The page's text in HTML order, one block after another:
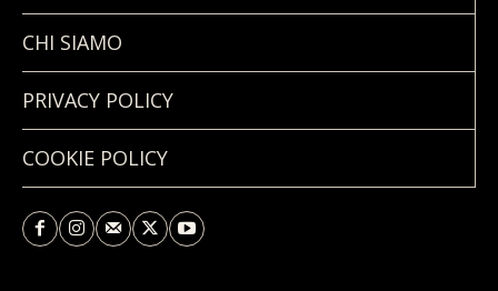
CHI SIAMO
PRIVACY POLICY
COOKIE POLICY